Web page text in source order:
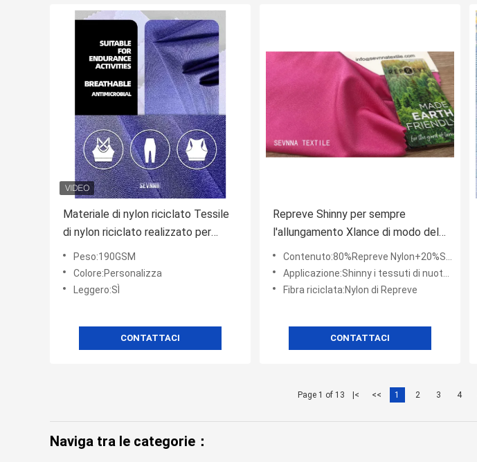
Materiale di nylon riciclato Tessile
di nylon riciclato realizzato per
indumenti di lavoro sostenibili e
industriali durevoli
Peso:190GSM
Colore:Personalizza
Leggero:SÌ
CONTATTACI
Repreve Shinny per sempre
l'allungamento Xlance di modo del
tricot 4 del tessuto di nuotata più
l'ultima nuotata
Contenuto:80%Repreve Nylon+20%Spandex
Applicazione:Shinny i tessuti di nuotata di Repreve
Fibra riciclata:Nylon di Repreve
CONTATTACI
Page 1 of 13 |< << 1 2 3 4
Naviga tra le categorie：